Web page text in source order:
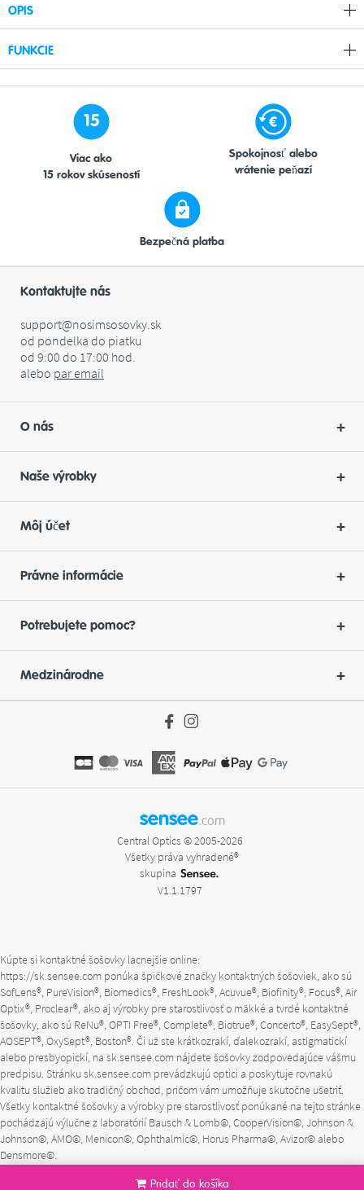
OPIS
FUNKCIE
15
Viac ako
15 rokov skúseností
Bezpečná platba
Spokojnosť alebo
vrátenie peňazí
Kontaktujte nás
support@nosimsosovky.sk
od pondelka do piatku
od 9:00 do 17:00 hod.
alebo paremail
O nás
Naše výrobky
Môj účet
Právne informácie
Potrebujete pomoc?
Medzinárodne
sensee.com
Central Optics © 2005-2026
Všetky práva vyhradené®
skupina
V1.1.1797
Kúpte si kontaktné šošovky lacnejšie online:
https://sk.sensee.com ponúka špičkové značky kontaktných šošoviek, ako sú
SofLens®, PureVision®, Biomedics®, FreshLook®, Acuvue®, Biofinity®, Focus®, Air
Optix®, Proclear®, ako aj výrobky pre starostlivosť o mäkké a tvrdé kontaktné
šošovky, ako sú ReNu®, OPTI Free®, Complete®, Biotrue®, Concerto®, EasySept®,
AOSEPT®, OxySept®, Boston®. Či už ste krátkozrakí, ďalekozrakí, astigmatickí
alebo presbyopickí, na sk.sensee.com nájdete šošovky zodpovedajúce vášmu
predpisu. Stránku sk.sensee.com prevádzkujú optici a poskytuje rovnakú
kvalitu služieb ako tradičný obchod, pričom vám umožňuje skutočne ušetriť.
Všetky kontaktné šošovky a výrobky pre starostlivosť ponúkané na tejto stránke
pochádzajú výlučne z laboratórií Bausch & Lomb©, CooperVision©, Johnson &
Johnson©, AMO©, Menicon©, Ophthalmic©, Horus Pharma©, Avizor© alebo
Densmore©.
Pridať do košíka